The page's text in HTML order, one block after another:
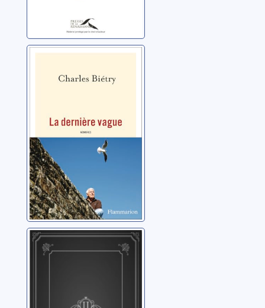
La dernière
vague
Schumann: les
chants de
André, Philippe